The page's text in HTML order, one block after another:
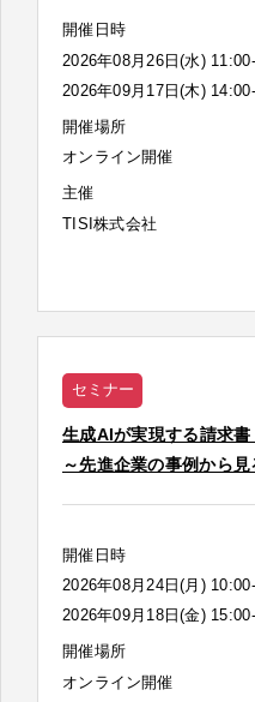
開催日時
2026年08月26日(水)
2026年09月17日(木)
開催場所
オンライン開催
主催
TISI株式会社
セミナー
生成AIが実現する請求
～先進企業の事例から
開催日時
2026年08月24日(月)
2026年09月18日(金)
開催場所
オンライン開催